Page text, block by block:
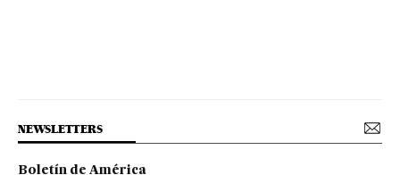
NEWSLETTERS
Boletín de América